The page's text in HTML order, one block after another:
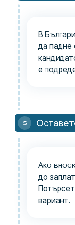
В
да падне
е
Ако
до
вариант.